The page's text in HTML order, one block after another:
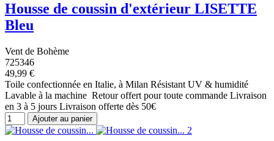
Housse de coussin d'extérieur LISETTE
Bleu
Vent de Bohème
725346
49,99 €
Toile confectionnée en Italie, à Milan Résistant UV & humidité
Lavable à la machine Retour offert pour toute commande Livraison
en 3 à 5 jours Livraison offerte dès 50€
Ajouter au panier